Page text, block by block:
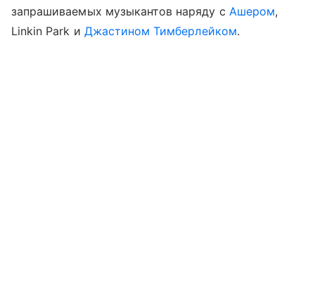
запрашиваемых музыкантов наряду с Ашером,
Linkin Park и Джастином Тимберлейком.